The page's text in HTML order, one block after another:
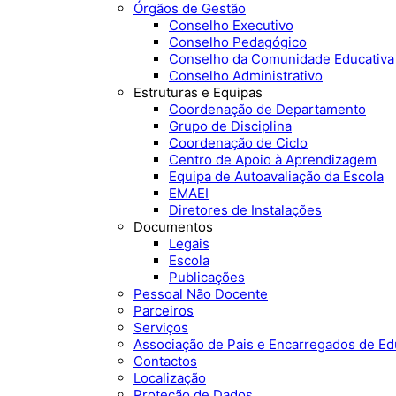
Órgãos de Gestão
Conselho Executivo
Conselho Pedagógico
Conselho da Comunidade Educativa
Conselho Administrativo
Estruturas e Equipas
Coordenação de Departamento
Grupo de Disciplina
Coordenação de Ciclo
Centro de Apoio à Aprendizagem
Equipa de Autoavaliação da Escola
EMAEI
Diretores de Instalações
Documentos
Legais
Escola
Publicações
Pessoal Não Docente
Parceiros
Serviços
Associação de Pais e Encarregados de
Contactos
Localização